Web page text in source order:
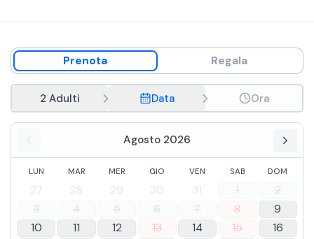
Prenota Regala
2 Adulti Data Ora
Agosto 2026
LUN MAR MER GIO VEN SAB DOM
27 28 29 30 31 1
2
3
4 5 6 7 8
9
10
11 12 13 14 15
16